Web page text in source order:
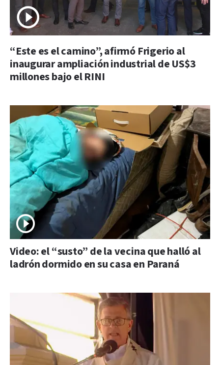
“Este es el camino”, afirmó Frigerio al
inaugurar ampliación industrial de US$3
millones bajo el RINI
Video: el “susto” de la vecina que halló al
ladrón dormido en su casa en Paraná